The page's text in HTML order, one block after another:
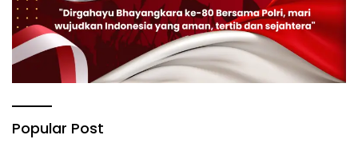
Popular Post